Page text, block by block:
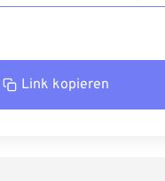
Link kopieren